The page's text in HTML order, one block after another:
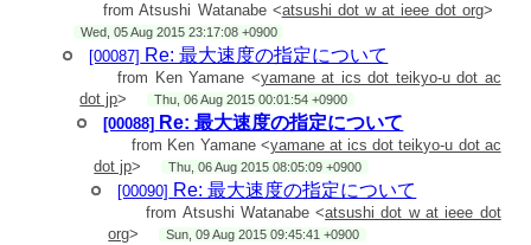
> ＃MOTOR_VC 630.0 -> 1030.0 (OK 980.0)
> ＃MOTOR_VCの値は旧版パラメータファイルだと830.0
> ＃こちらでも異常空転が発生。
> ＃異常空転が起きない確認がとれたのが980.0です。
> ＃安全第一の為、更に余分に数値設定にしてあります。
> これを参考にパラメータを設定したのですが，値を戻して実
機で確認したいと思い
> ます．
from Atsushi Watanabe <atsushi dot w at ieee dot org>
Wed, 05 Aug 2015 23:17:08 +0900
[00087] Re: 最大速度の指定について
from Ken Yamane <yamane at ics dot teikyo-u dot ac
dot jp> Thu, 06 Aug 2015 00:01:54 +0900
[00088] Re: 最大速度の指定について
from Ken Yamane <yamane at ics dot teikyo-u dot ac
dot jp> Thu, 06 Aug 2015 08:05:09 +0900
[00090] Re: 最大速度の指定について
from Atsushi Watanabe <atsushi dot w at ieee dot
org> Sun, 09 Aug 2015 09:45:41 +0900